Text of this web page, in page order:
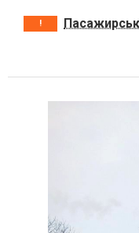
!